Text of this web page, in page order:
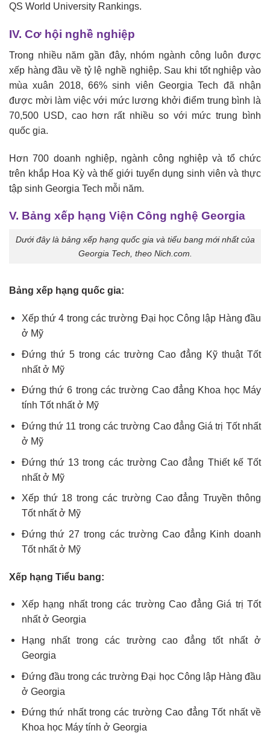
QS World University Rankings.
IV. Cơ hội nghề nghiệp
Trong nhiều năm gần đây, nhóm ngành công luôn được
xếp hàng đầu về tỷ lệ nghề nghiệp. Sau khi tốt nghiệp vào
mùa xuân 2018, 66% sinh viên Georgia Tech đã nhận
được mời làm việc với mức lương khởi điểm trung bình là
70,500 USD, cao hơn rất nhiều so với mức trung bình
quốc gia.
Hơn 700 doanh nghiệp, ngành công nghiệp và tổ chức
trên khắp Hoa Kỳ và thế giới tuyển dụng sinh viên và thực
tập sinh Georgia Tech mỗi năm.
V. Bảng xếp hạng Viện Công nghệ Georgia
Dưới đây là bảng xếp hạng quốc gia và tiểu bang mới nhất của
Georgia Tech, theo Nich.com.
Bảng xếp hạng quốc gia:
Xếp thứ 4 trong các trường Đại học Công lập Hàng đầu
ở Mỹ
Đứng thứ 5 trong các trường Cao đẳng Kỹ thuật Tốt
nhất ở Mỹ
Đứng thứ 6 trong các trường Cao đẳng Khoa học Máy
tính Tốt nhất ở Mỹ
Đứng thứ 11 trong các trường Cao đẳng Giá trị Tốt nhất
ở Mỹ
Đứng thứ 13 trong các trường Cao đẳng Thiết kế Tốt
nhất ở Mỹ
Xếp thứ 18 trong các trường Cao đẳng Truyền thông
Tốt nhất ở Mỹ
Đứng thứ 27 trong các trường Cao đẳng Kinh doanh
Tốt nhất ở Mỹ
Xếp hạng Tiểu bang:
Xếp hạng nhất trong các trường Cao đẳng Giá trị Tốt
nhất ở Georgia
Hạng nhất trong các trường cao đẳng tốt nhất ở
Georgia
Đứng đầu trong các trường Đại học Công lập Hàng đầu
ở Georgia
Đứng thứ nhất trong các trường Cao đẳng Tốt nhất về
Khoa học Máy tính ở Georgia